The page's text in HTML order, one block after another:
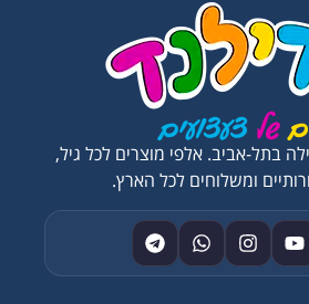
בתל-אביב. אלפי מוצרים לכל גיל,
ומשלוחים לכל הארץ.